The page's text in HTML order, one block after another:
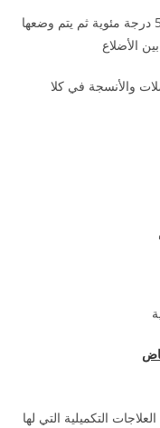
طريقة التطبيق :- يتم تسخين الحجارة إلى 54 درجة مئوية ثم يتم وضعها
الأضلاع
والأنسجة في كلا
التكميلية التي لها